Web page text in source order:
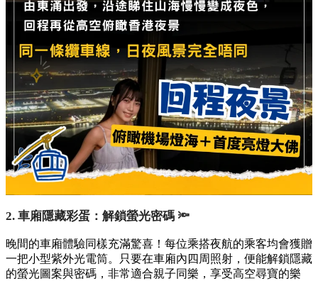
2. 車廂隱藏彩蛋：解鎖螢光密碼 🔦
晚間的車廂體驗同樣充滿驚喜！每位乘搭夜航的乘客均會獲贈
一把小型紫外光電筒。只要在車廂內四周照射，便能解鎖隱藏
的螢光圖案與密碼，非常適合親子同樂，享受高空尋寶的樂